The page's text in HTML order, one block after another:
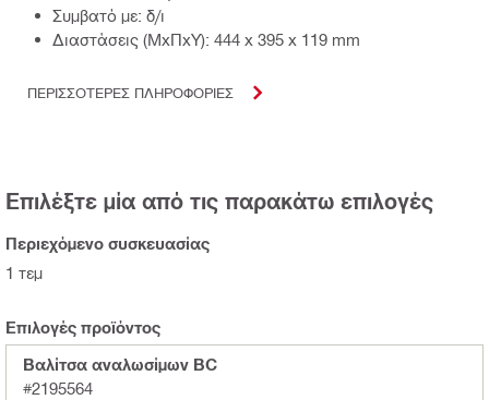
Συμβατό με: δ/ι
Διαστάσεις (ΜxΠxΥ): 444 x 395 x 119 mm
ΠΕΡΙΣΣΟΤΕΡΕΣ ΠΛΗΡΟΦΟΡΙΕΣ
Επιλέξτε μία από τις παρακάτω επιλογές
Περιεχόμενο συσκευασίας
1 τεμ
Επιλογές προϊόντος
Βαλίτσα αναλωσίμων BC
#2195564